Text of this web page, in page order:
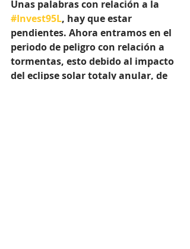
Unas palabras con relación a la
#Invest95L, hay que estar
pendientes. Ahora entramos en el
periodo de peligro con relación a
tormentas, esto debido al impacto
del eclipse solar totaly anular, de